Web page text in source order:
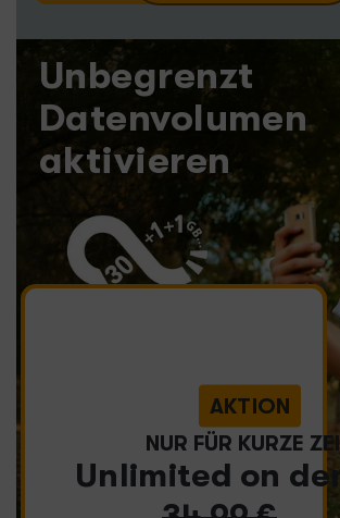
AKTION
NUR FÜR KURZE
Unlimited on
Unbegrenzt
Datenvolumen
aktivieren